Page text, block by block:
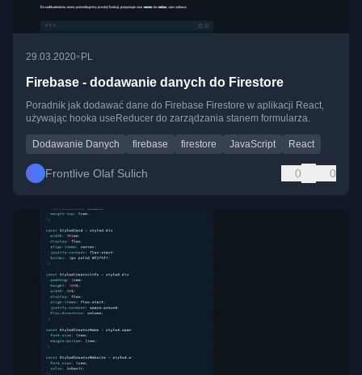
29.03.2020•PL
Firebase - dodawanie danych do Firestore
Poradnik jak dodawać dane do Firebase Firestore w aplikacji React,
używając hooka useReducer do zarządzania stanem formularza.
Dodawanie Danych firebase firestore JavaScript React
Frontlive Olaf Sulich 0 0